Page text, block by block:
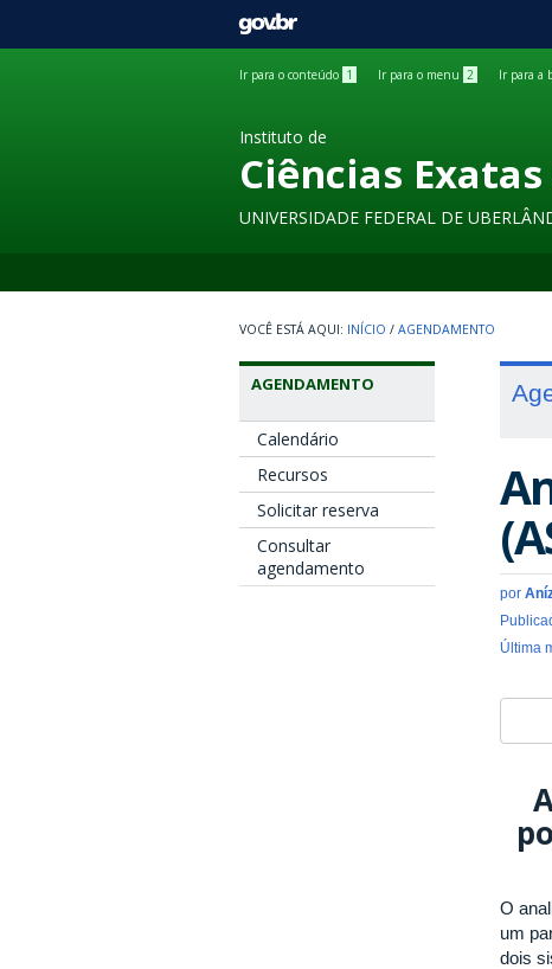
GOVBR
Ir para o conteúdo 1 Ir para o menu 2 Ir para a
Instituto de
Ciências
UNIVERSIDADE FEDERAL DE
INÍCIO / AGENDAMENTO
AGENDAMENTO
Calendário
Recursos
Solicitar reserva
Consultar
agendamento
por
Última
O
um
dois